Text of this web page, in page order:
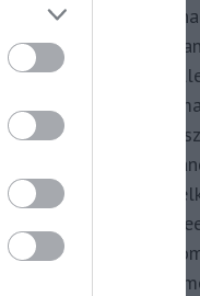
az utazni vágyó
turizmus hírek
ajánlók és
kapnak,
termálfürdők,
hivatkozás
többszörösen
minőségi
megkomponálva,